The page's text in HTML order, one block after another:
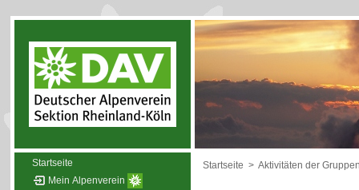
Startseite
Mein Alpenverein
Startseite > Aktivitäten der